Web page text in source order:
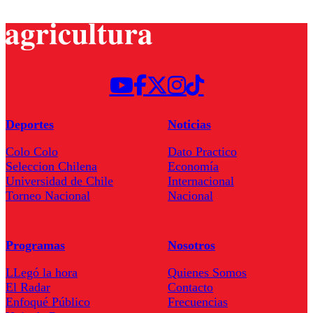
Deportes
Colo Colo
Seleccion Chilena
Universidad de Chile
Torneo Nacional
Noticias
Dato Practico
Economía
Internacional
Nacional
Programas
LLegó la hora
El Radar
Enfoqué Público
Nosotros
Quienes Somos
Contacto
Frecuencias